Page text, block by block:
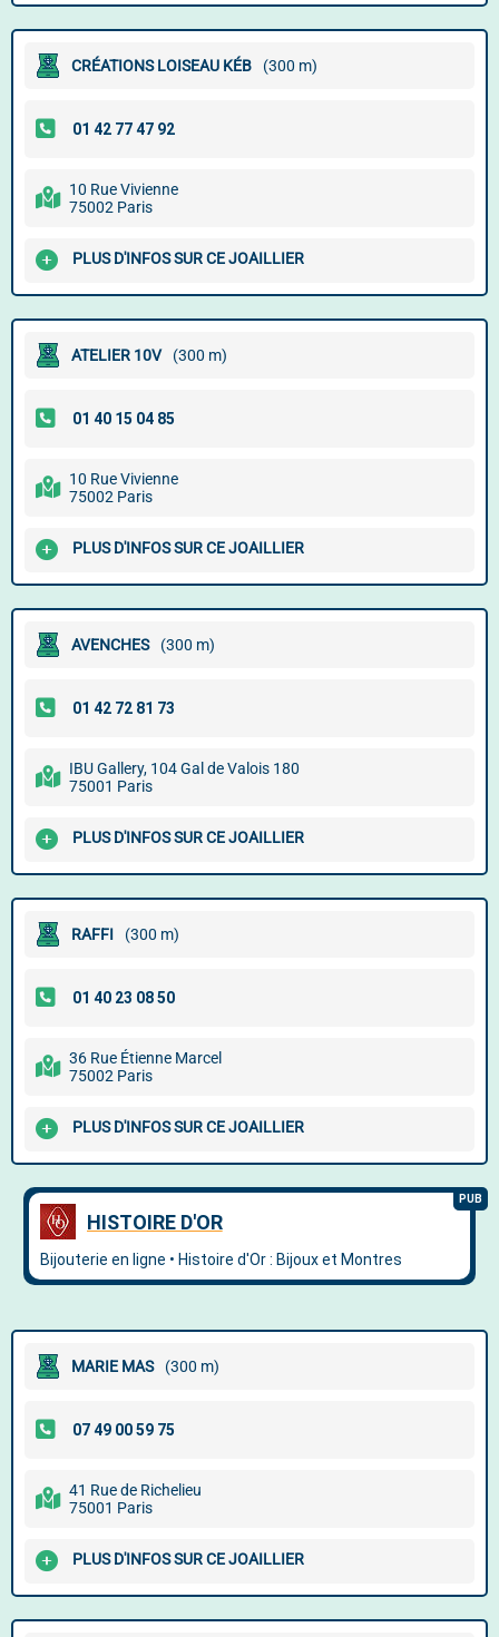
CRÉATIONS LOISEAU KÉB (300 m)
10 Rue Vivienne
75002 Paris
PLUS D'INFOS SUR CE JOAILLIER
ATELIER 10V (300 m)
10 Rue Vivienne
75002 Paris
PLUS D'INFOS SUR CE JOAILLIER
AVENCHES (300 m)
IBU Gallery, 104 Gal de Valois 180
75001 Paris
PLUS D'INFOS SUR CE JOAILLIER
RAFFI (300 m)
36 Rue Étienne Marcel
75002 Paris
PLUS D'INFOS SUR CE JOAILLIER
MARIE MAS (300 m)
41 Rue de Richelieu
75001 Paris
PLUS D'INFOS SUR CE JOAILLIER